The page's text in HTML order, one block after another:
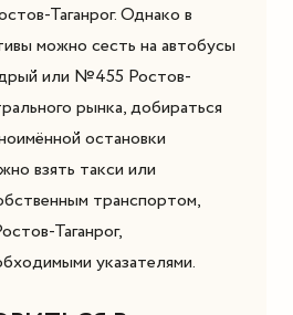
Таганрог. Однако в
можно сесть на автобусы
или №455 Ростов-
рынка, добираться
остановки
взять такси или
транспортом,
Таганрог,
указателями.